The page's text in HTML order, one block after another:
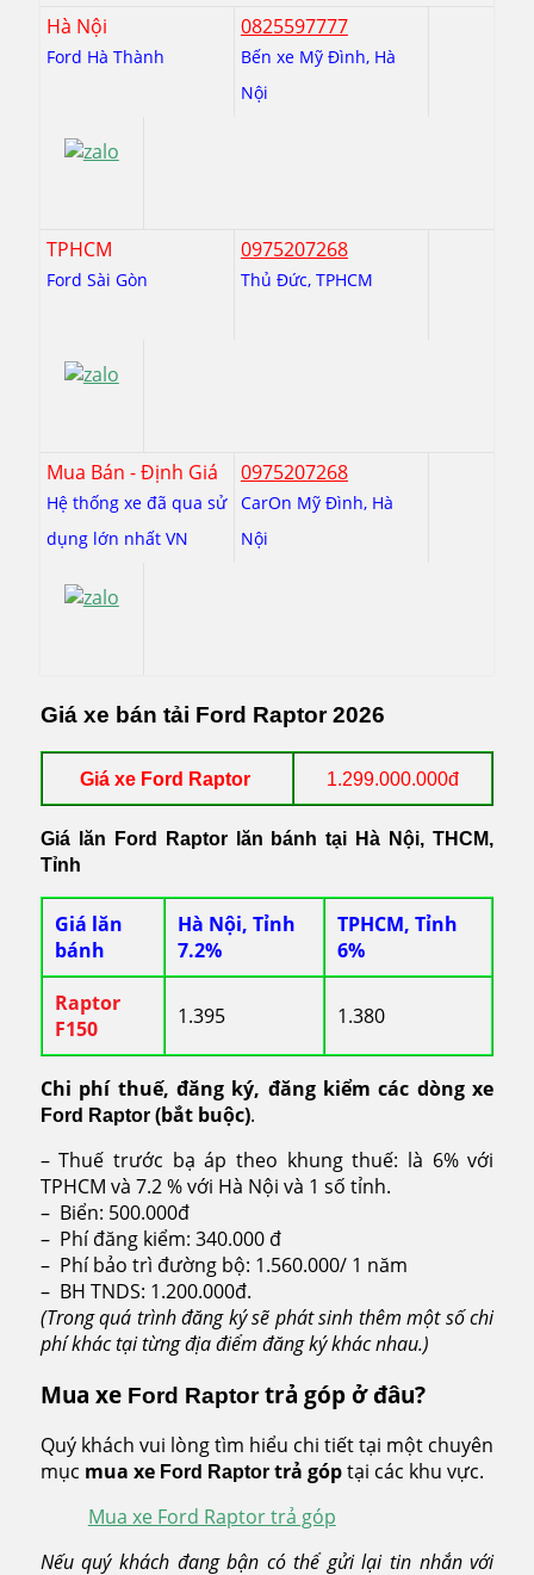
Hà Nội
Ford Hà Thành
0825597777
Bến xe Mỹ Đình, Hà
Nội
TPHCM
Ford Sài Gòn
0975207268
Thủ Đức, TPHCM
Mua Bán - Định Giá
Hệ thống xe đã qua sử
dụng lớn nhất VN
0975207268
CarOn Mỹ Đình, Hà
Nội
Giá xe bán tải Ford Raptor 2026
Giá xe Ford Raptor 1.299.000.000đ
Giá lăn Ford Raptor
lăn bánh tại Hà Nội, THCM,
Tỉnh
Giá lăn
bánh
Hà Nội, Tỉnh
7.2%
TPHCM, Tỉnh
6%
Raptor
F150
1.395 1.380
Chi phí thuế, đăng ký, đăng kiểm các dòng xe
Ford Raptor (bắt buộc).
– Thuế trước bạ áp theo khung thuế: là 6% với
TPHCM và 7.2 % với Hà Nội và 1 số tỉnh.
– Biển: 500.000đ
– Phí đăng kiểm: 340.000 đ
– Phí bảo trì đường bộ: 1.560.000/ 1 năm
– BH TNDS: 1.200.000đ.
(Trong quá trình đăng ký sẽ phát sinh thêm một số chi
phí khác tại từng địa điểm đăng ký khác nhau.)
Mua xe Ford Raptortrả góp ở đâu?
Quý khách vui lòng tìm hiểu chi tiết tại một chuyên
mục mua xe Ford Raptor trả góptại các khu vực.
Mua xe Ford Raptor trả góp
Nếu quý khách đang bận có thể gửi lại tin nhắn với